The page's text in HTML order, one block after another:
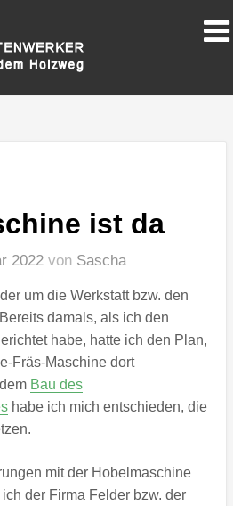
ist da
2022von Sascha
um die Werkstatt bzw. den
damals, als ich den
habe, hatte ich den Plan,
Fräs-Maschine dort
Bau des
habe ich mich entschieden, die
mit der Hobelmaschine
der Firma Felder bzw. der